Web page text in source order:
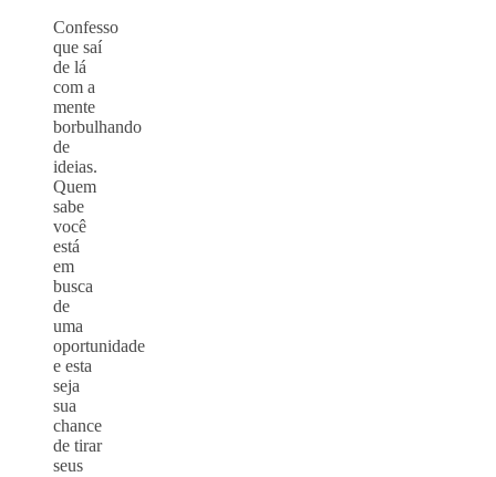
Confesso
que saí
de lá
com a
mente
borbulhando
de
ideias.
Quem
sabe
você
está
em
busca
de
uma
oportunidade
e esta
seja
sua
chance
de tirar
seus